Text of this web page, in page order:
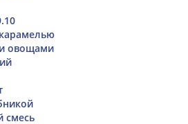
овощами
смесь